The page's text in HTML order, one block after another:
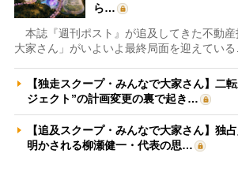
ら…
本誌『週刊ポスト』が追及してきた不動
大家さん」がいよいよ最終局面を迎えている
【独走スクープ・みんなで大家さん】二
ジェクト”の計画変更の裏で起き…
【追及スクープ・みんなで大家さん】独
明かされる柳瀬健一・代表の思…